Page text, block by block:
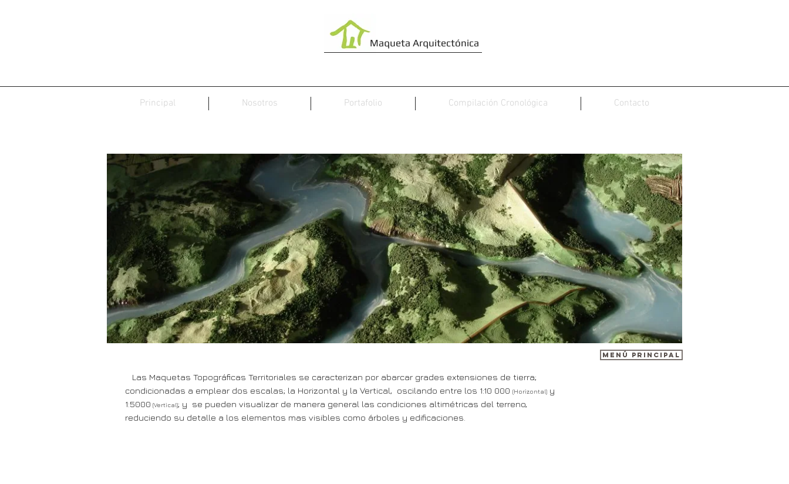
Maqueta Arquitectónica
Principal Nosotros Portafolio Compilación Cronológica Contacto
Las Maquetas Topográficas Territoriales se caracterizan por abarcar grades extensiones de tierra;
condicionadas a emplear dos escalas; la Horizontal y la Vertical, oscilando entre los 1:10 000 (Horizontal) y
1:5000 (Vertical); y se pueden visualizar de manera general las condiciones altimétricas del terreno,
reduciendo su detalle a los elementos mas visibles como árboles y edificaciones.
Menú Principal